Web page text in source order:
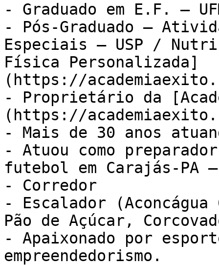
- Graduado em E.F. –
- Pós-Graduado –
Especiais – USP /
Física Personalizada]
(https://
- Proprietário da
(https://
- Mais de 30 anos
- Atuou como
futebol em Carajás-PA –
- Corredor
- Escalador
Pão de Açúcar,
- Apaixonado por
empreendedorismo.